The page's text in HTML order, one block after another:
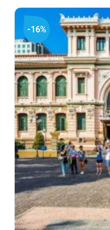
là:
5,950,000₫.
tại
là:
5,490,000₫.
-16%